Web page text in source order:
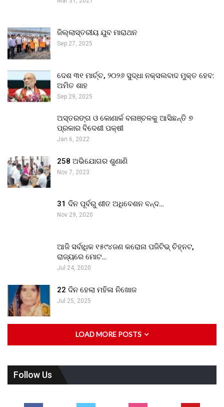
ଜିଲ୍ଲାସ୍ତରୀୟ ଯୁବ ମାରାଥନ
Sep 27, 2025
ଦେଶ ୩୧ ମାର୍ଚ୍ଚ, ୨୦୨୬ ସୁଦ୍ଧା ନକ୍ସଲବାଦ ମୁକ୍ତ ହେବ:
ଅମିତ ଶାହ
Sep 29, 2025
ଅସ୍ତରଙ୍ଗ ଓ କୋଣାର୍କ ବନାଞ୍ଚଳକୁ ଆସିଛନ୍ତି ୭
ପ୍ରକାର ବିଦେଶୀ ପକ୍ଷୀ
Jan 6, 2022
258 ଅଭିଯୋଗର ଶୁଣାଣି
Nov 7, 2023
31 ଦିନ ପୂର୍ବରୁ ଶୀତ ଅଧିବେଶନ ବନ୍ଦ…
Nov 29, 2020
ଆଜି ସର୍ବାଧିକ ୧୫୯୪ଜଣ କରୋନା ପଜିଟିଭ୍ ଚିହ୍ନଟ,
ରାଜ୍ୟରେ ମୋଟ…
Jul 24, 2020
22 ଦିନ ହେଲା ମହିଳା ନିଖୋଜ
Jul 25, 2025
LOAD MORE POSTS
Follow Us